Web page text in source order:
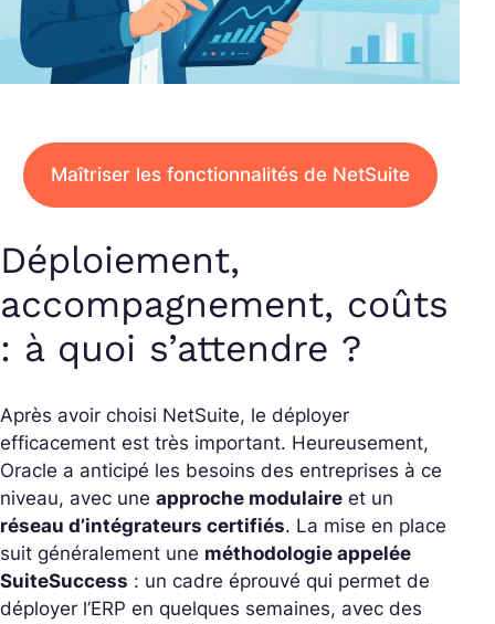
Maîtriser les fonctionnalités de NetSuite
Déploiement,
accompagnement, coûts
: à quoi s’attendre ?
Après avoir choisi NetSuite, le déployer
efficacement est très important. Heureusement,
Oracle a anticipé les besoins des entreprises à ce
niveau, avec une approche modulaire et un
réseau d’intégrateurs certifiés. La mise en place
suit généralement une méthodologie appelée
SuiteSuccess : un cadre éprouvé qui permet de
déployer l’ERP en quelques semaines, avec des